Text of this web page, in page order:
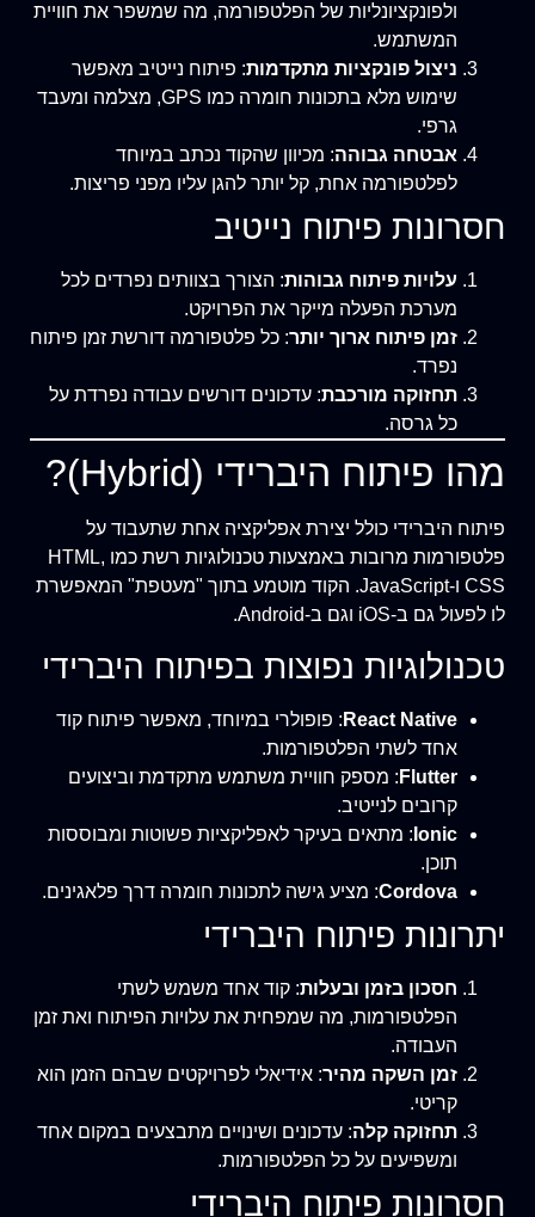
ולפונקציונליות של הפלטפורמה, מה שמשפר את חוויית
המשתמש.
ניצול פונקציות מתקדמות: פיתוח נייטיב מאפשר
שימוש מלא בתכונות חומרה כמו GPS, מצלמה ומעבד
גרפי.
אבטחה גבוהה: מכיוון שהקוד נכתב במיוחד
לפלטפורמה אחת, קל יותר להגן עליו מפני פריצות.
חסרונות פיתוח נייטיב
עלויות פיתוח גבוהות: הצורך בצוותים נפרדים לכל
מערכת הפעלה מייקר את הפרויקט.
זמן פיתוח ארוך יותר: כל פלטפורמה דורשת זמן פיתוח
נפרד.
תחזוקה מורכבת: עדכונים דורשים עבודה נפרדת על
כל גרסה.
מהו פיתוח היברידי (Hybrid)?
פיתוח היברידי כולל יצירת אפליקציה אחת שתעבוד על
פלטפורמות מרובות באמצעות טכנולוגיות רשת כמו HTML,
CSS ו-JavaScript. הקוד מוטמע בתוך "מעטפת" המאפשרת
לו לפעול גם ב-iOS וגם ב-Android.
טכנולוגיות נפוצות בפיתוח היברידי
React Native : פופולרי במיוחד, מאפשר פיתוח קוד
אחד לשתי הפלטפורמות.
Flutter : מספק חוויית משתמש מתקדמת וביצועים
קרובים לנייטיב.
Ionic : מתאים בעיקר לאפליקציות פשוטות ומבוססות
תוכן.
Cordova: מציע גישה לתכונות חומרה דרך פלאגינים.
יתרונות פיתוח היברידי
חסכון בזמן ובעלות: קוד אחד משמש לשתי
הפלטפורמות, מה שמפחית את עלויות הפיתוח ואת זמן
העבודה.
זמן השקה מהיר: אידיאלי לפרויקטים שבהם הזמן הוא
קריטי.
תחזוקה קלה: עדכונים ושינויים מתבצעים במקום אחד
ומשפיעים על כל הפלטפורמות.
חסרונות פיתוח היברידי